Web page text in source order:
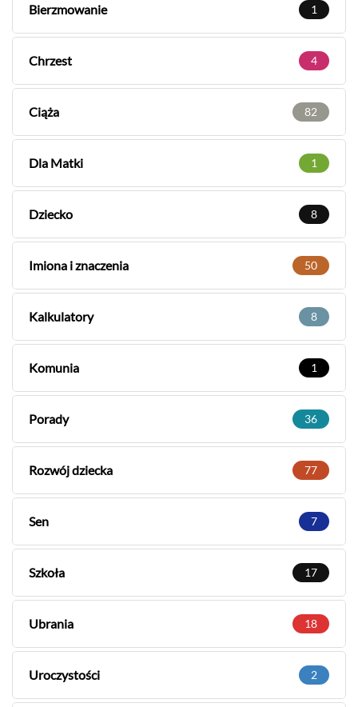
Bierzmowanie 1
Chrzest 4
Ciąża 82
Dla Matki 1
Dziecko 8
Imiona i znaczenia 50
Kalkulatory 8
Komunia 1
Porady 36
Rozwój dziecka 77
Sen 7
Szkoła 17
Ubrania 18
Uroczystości 2